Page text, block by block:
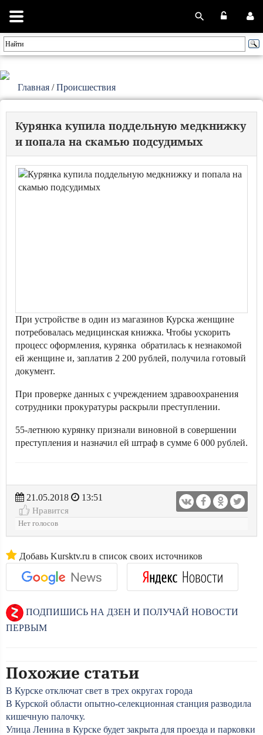
Главная /Происшествия
Курянка купила поддельную медкнижку
и попала на скамью подсудимых
При устройстве в один из магазинов Курска женщине
потребовалась медицинская книжка. Чтобы ускорить
процесс оформления, курянка обратилась к незнакомой
ей женщине и, заплатив 2 200 рублей, получила готовый
документ.
При проверке данных с учреждением здравоохранения
сотрудники прокуратуры раскрыли преступлении.
55-летнюю курянку признали виновной в совершении
преступления и назначил ей штраф в сумме 6 000 рублей.
21.05.2018
13:51
Нравится
Нет голосов
Добавь Kursktv.ru в список своих источников
ПОДПИШИСЬ НА ДЗЕН И ПОЛУЧАЙ НОВОСТИ
ПЕРВЫМ
Похожие статьи
В Курске отключат свет в трех округах города
В Курской области опытно-селекционная станция разводила
кишечную палочку.
Улица Ленина в Курске будет закрыта для проезда и парковки